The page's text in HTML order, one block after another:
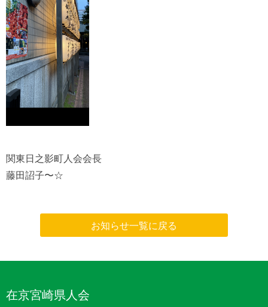
関東日之影町人会会長
藤田詔子〜☆
お知らせ一覧に戻る
在京宮崎県人会